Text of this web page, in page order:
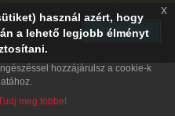
használ azért, hogy
a lehető legjobb élményt
hozzájárulsz a cookie-k
meg többet
x
TELEPÍTÉS